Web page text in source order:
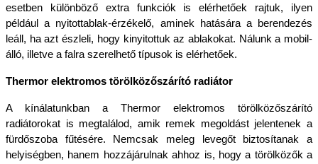
esetben különböző extra funkciók is elérhetőek rajtuk, ilyen
például a nyitottablak-érzékelő, aminek hatására a berendezés
leáll, ha azt észleli, hogy kinyitottuk az ablakokat. Nálunk a mobil-
álló, illetve a falra szerelhető típusok is elérhetőek.
Thermor elektromos törölközőszárító radiátor
A kínálatunkban a Thermor elektromos törölközőszárító
radiátorokat is megtalálod, amik remek megoldást jelentenek a
fürdőszoba fűtésére. Nemcsak meleg levegőt biztosítanak a
helyiségben, hanem hozzájárulnak ahhoz is, hogy a törölközők a